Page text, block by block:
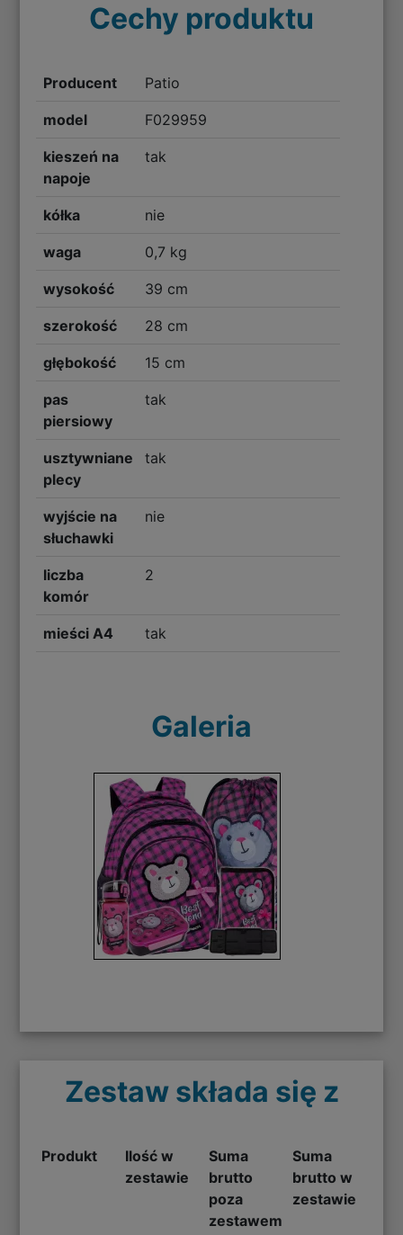
Cechy produktu
Producent Patio
model F029959
kieszeń na
napoje
tak
kółka nie
waga 0,7 kg
wysokość 39 cm
szerokość 28 cm
głębokość 15 cm
pas
piersiowy
tak
usztywniane
plecy
tak
wyjście na
słuchawki
nie
liczba
komór
2
mieści A4 tak
Galeria
Zestaw składa się z
Produkt
Ilość w
zestawie
Suma
brutto
poza
zestawem
Suma
brutto w
zestawie